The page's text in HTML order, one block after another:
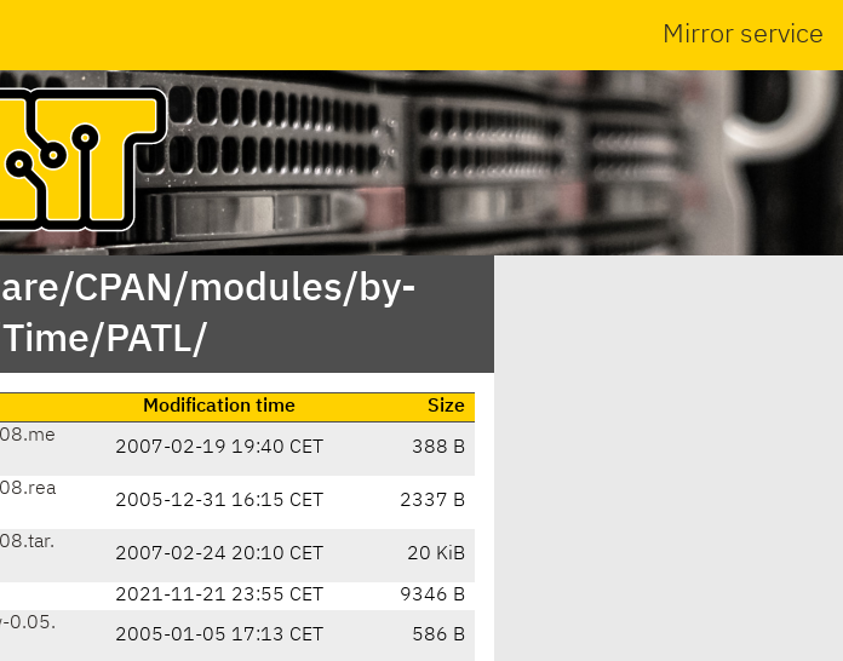
Mirror service
CPAN/modules/by-
PATL/
Modification time
Size
2007-02-19 19:40 CET 388 B
2005-12-31 16:15 CET 2337 B
2007-02-24 20:10 CET 20 KiB
2021-11-21 23:55 CET
9346 B
0.05.
2005-01-05 17:13 CET 586 B